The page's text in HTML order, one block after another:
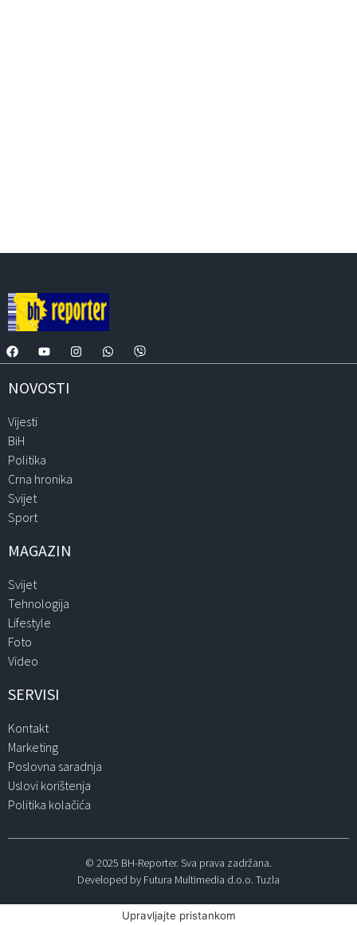
NOVOSTI
Vijesti
BiH
Politika
Crna hronika
Svijet
Sport
MAGAZIN
Svijet
Tehnologija
Lifestyle
Foto
Video
SERVISI
Kontakt
Marketing
Poslovna saradnja
Uslovi korištenja
Politika kolačića
© 2025 BH-Reporter. Sva prava zadržana.
Developed by Futura Multimedia d.o.o. Tuzla
Upravljajte pristankom